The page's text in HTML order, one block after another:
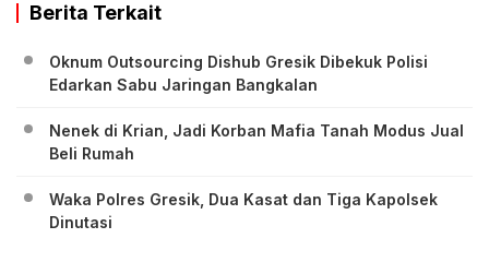
Berita Terkait
Oknum Outsourcing Dishub Gresik Dibekuk Polisi
Edarkan Sabu Jaringan Bangkalan
Nenek di Krian, Jadi Korban Mafia Tanah Modus Jual
Beli Rumah
Waka Polres Gresik, Dua Kasat dan Tiga Kapolsek
Dinutasi